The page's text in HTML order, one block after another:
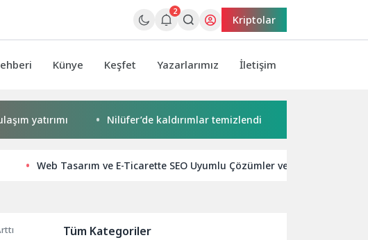
2
Kriptolar
Künye Keşfet Yazarlarımız İletişim
Nilüfer’de kaldırımlar temizlendi Başkan
Web Tasarım ve E-Ticarette SEO Uyumlu Çözümler ve Teknoloji
Tüm Kategoriler